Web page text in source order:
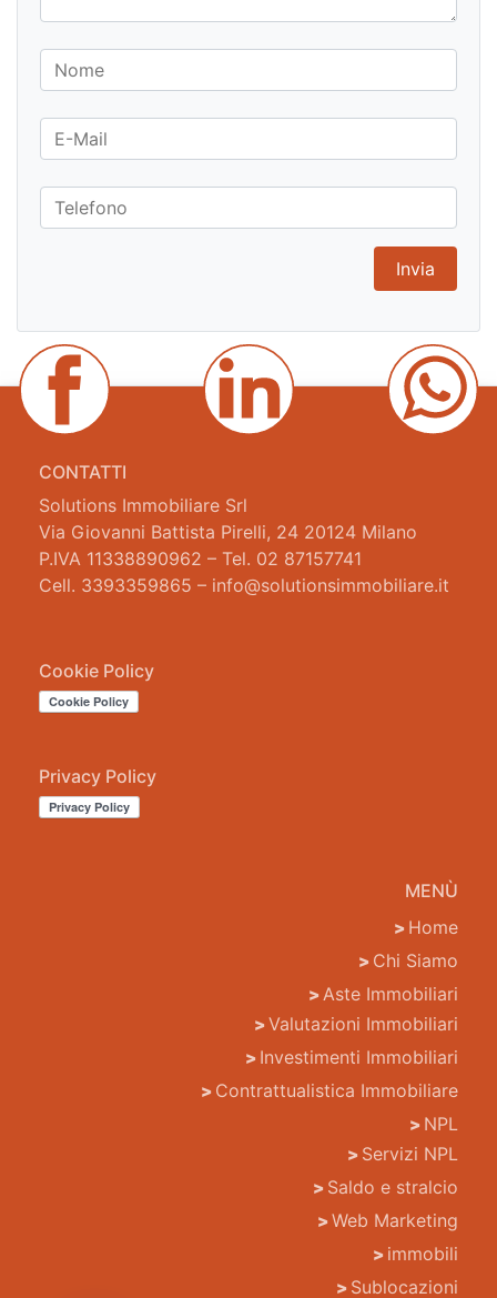
CONTATTI
Solutions Immobiliare Srl
Via Giovanni Battista Pirelli, 24 20124 Milano
P.IVA 11338890962 – Tel. 02 87157741
Cell. 3393359865 – info@solutionsimmobiliare.it
Cookie Policy
Privacy Policy
MENÙ
Home
Chi Siamo
Aste Immobiliari
Valutazioni Immobiliari
Investimenti Immobiliari
Contrattualistica Immobiliare
NPL
Servizi NPL
Saldo e stralcio
Web Marketing
immobili
Sublocazioni